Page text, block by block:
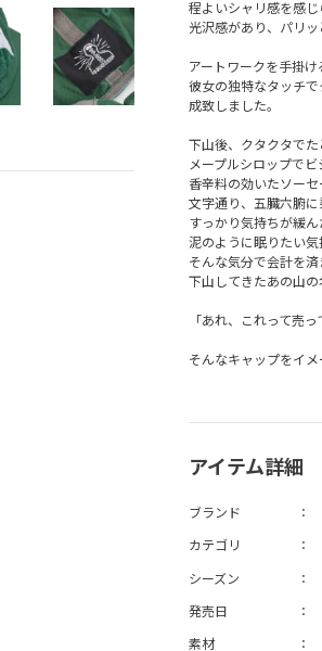
程よいシャリ感を感じ
光沢感があり、パリッ
アートワークを手掛
彼女の独特なタッチ
成致しました。
下山後、クタクタでた
メープルシロップでビ
香辛料の効いたソーセ
文字通り、五臓六腑に
すっかり気持ちが緩
泥のように眠りたい気
そんな気分で会計を
下山してきたあの山の
「あれ、これって売っ
そんなキャップをイメ
アイテム詳細
ブランド
カテゴリ
シーズン
発売日
素材